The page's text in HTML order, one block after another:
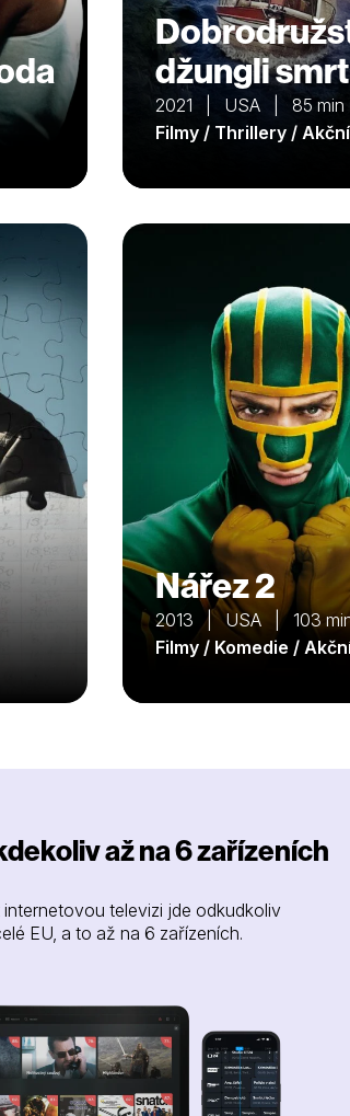
džungli
2021 | USA | 85 min
Filmy / Thrillery / Akční
Nářez 2
2013 | USA | 103
Filmy / Komedie /
až na 6 zařízeních
televizi jde odkudkoliv
EU, a to až na 6 zařízeních.